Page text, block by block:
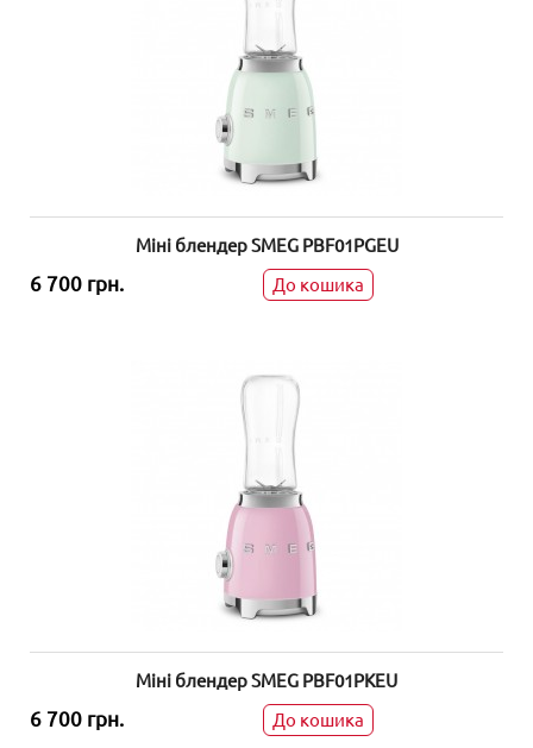
Міні блендер SMEG PBF01PGEU
6 700 грн. До кошика
Міні блендер SMEG PBF01PKEU
6 700 грн. До кошика